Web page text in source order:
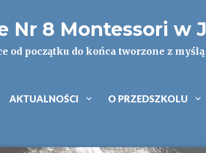
Nr 8 Montessori w
od początku do końca tworzone z
AKTUALNOŚCI O PRZEDSZKOLU